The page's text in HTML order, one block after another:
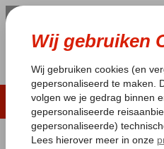
LAST MINUTE
Pakketgarantie